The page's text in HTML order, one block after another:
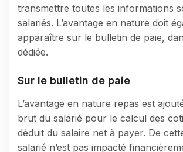
transmettre toutes les informations
salariés. L’avantage en nature doit
apparaître sur le bulletin de paie,
dédiée.
Sur le bulletin de paie
L’avantage en nature repas est
brut du salarié pour le calcul des
déduit du salaire net à payer. De
salarié n’est pas impacté